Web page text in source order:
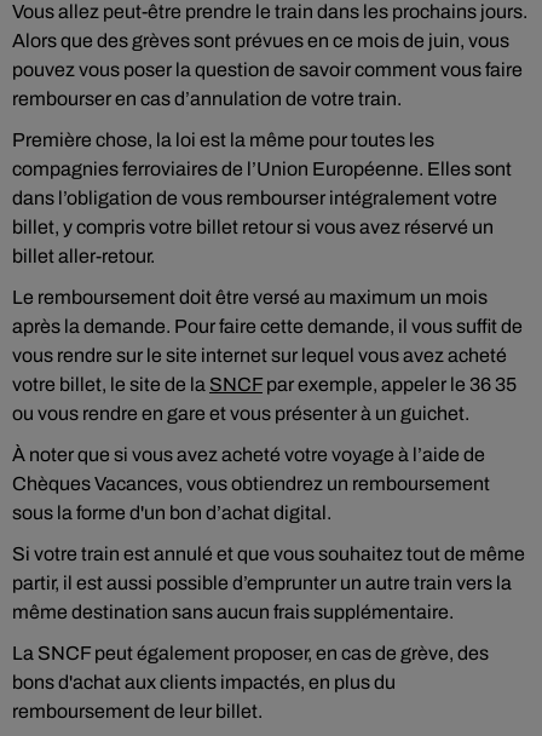
Vous allez peut-être prendre le train dans les prochains jours.
Alors que des grèves sont prévues en ce mois de juin, vous
pouvez vous poser la question de savoir comment vous faire
rembourser en cas d’annulation de votre train.
Première chose, la loi est la même pour toutes les
compagnies ferroviaires de l’Union Européenne. Elles sont
dans l’obligation de vous rembourser intégralement votre
billet, y compris votre billet retour si vous avez réservé un
billet aller-retour.
Le remboursement doit être versé au maximum un mois
après la demande. Pour faire cette demande, il vous suffit de
vous rendre sur le site internet sur lequel vous avez acheté
votre billet, le site de la SNCF par exemple, appeler le 36 35
ou vous rendre en gare et vous présenter à un guichet.
À noter que si vous avez acheté votre voyage à l’aide de
Chèques Vacances, vous obtiendrez un remboursement
sous la forme d'un bon d’achat digital.
Si votre train est annulé et que vous souhaitez tout de même
partir, il est aussi possible d’emprunter un autre train vers la
même destination sans aucun frais supplémentaire.
La SNCF peut également proposer, en cas de grève, des
bons d'achat aux clients impactés, en plus du
remboursement de leur billet.